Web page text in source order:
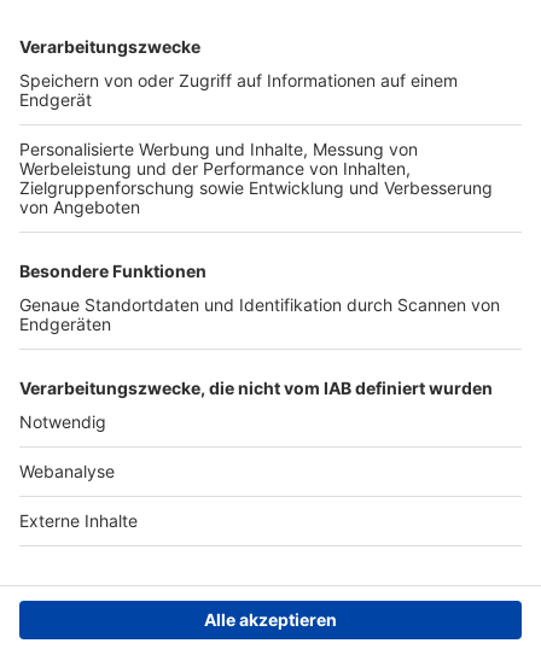
TOP-VEREINE
TOP-PARTNER
Nutzungsbedingungen Datenschutz Impressum